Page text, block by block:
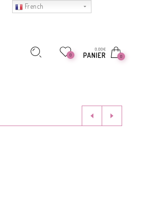
0
0.00€
PANIER 0
French